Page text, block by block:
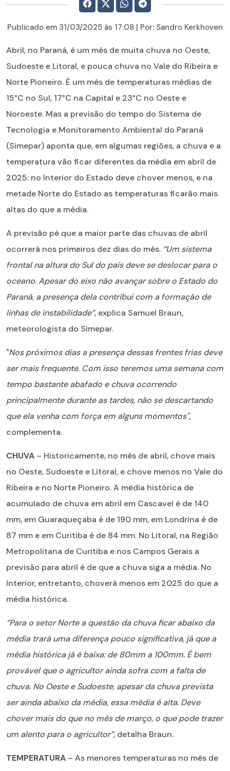
Publicado em 31/03/2025 às 17:08 | Por: Sandro Kerkhoven
Abril, no Paraná, é um mês de muita chuva no Oeste,
Sudoeste e Litoral, e pouca chuva no Vale do Ribeira e
Norte Pioneiro. É um mês de temperaturas médias de
15°C no Sul, 17°C na Capital e 23°C no Oeste e
Noroeste. Mas a previsão do tempo do Sistema de
Tecnologia e Monitoramento Ambiental do Paraná
(Simepar) aponta que, em algumas regiões, a chuva e a
temperatura vão ficar diferentes da média em abril de
2025: no Interior do Estado deve chover menos, e na
metade Norte do Estado as temperaturas ficarão mais
altas do que a média.
A previsão pé que a maior parte das chuvas de abril
ocorrerá nos primeiros dez dias do mês. “Um sistema
frontal na altura do Sul do país deve se deslocar para o
oceano. Apesar do eixo não avançar sobre o Estado do
Paraná, a presença dela contribui com a formação de
linhas de instabilidade”, explica Samuel Braun,
meteorologista do Simepar.
"Nos próximos dias a presença dessas frentes frias deve
ser mais frequente. Com isso teremos uma semana com
tempo bastante abafado e chuva ocorrendo
principalmente durante as tardes, não se descartando
que ela venha com força em alguns momentos",
complementa.
CHUVA – Historicamente, no mês de abril, chove mais
no Oeste, Sudoeste e Litoral, e chove menos no Vale do
Ribeira e no Norte Pioneiro. A média histórica de
acumulado de chuva em abril em Cascavel é de 140
mm, em Guaraqueçaba é de 190 mm, em Londrina é de
87 mm e em Curitiba é de 84 mm. No Litoral, na Região
Metropolitana de Curitiba e nos Campos Gerais a
previsão para abril é de que a chuva siga a média. No
Interior, entretanto, choverá menos em 2025 do que a
média histórica.
“Para o setor Norte a questão da chuva ficar abaixo da
média trará uma diferença pouco significativa, já que a
média histórica já é baixa: de 80mm a 100mm. É bem
provável que o agricultor ainda sofra com a falta de
chuva. No Oeste e Sudoeste, apesar da chuva prevista
ser ainda abaixo da média, essa média é alta. Deve
chover mais do que no mês de março, o que pode trazer
um alento para o agricultor”, detalha Braun.
TEMPERATURA – As menores temperaturas no mês de